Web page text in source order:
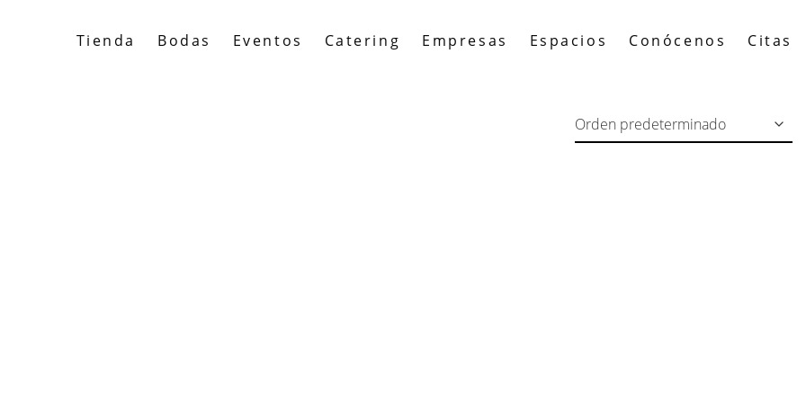
Tienda Bodas Eventos Catering Empresas Espacios Conócenos Citas